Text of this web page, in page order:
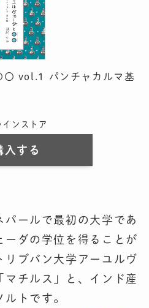
〇 vol.1 パンチャカルマ基
インストア
入する
パールで最初の大学であ
ーダの学位を得ることが
リブバン大学アーユルヴ
マチルス」と、インド産
トです。